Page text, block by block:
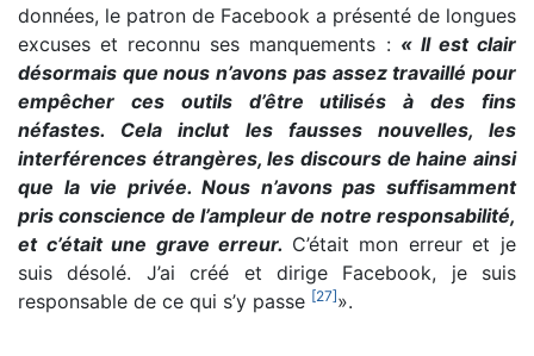
données, le patron de Facebook a présenté de longues
excuses et reconnu ses manquements : « Il est clair
désormais que nous n’avons pas assez travaillé pour
empêcher ces outils d’être utilisés à des fins
néfastes. Cela inclut les fausses nouvelles, les
interférences étrangères, les discours de haine ainsi
que la vie privée. Nous n’avons pas suffisamment
pris conscience de l’ampleur de notre responsabilité,
et c’était une grave erreur. C’était mon erreur et je
suis désolé. J’ai créé et dirige Facebook, je suis
responsable de ce qui s’y passe [27]».